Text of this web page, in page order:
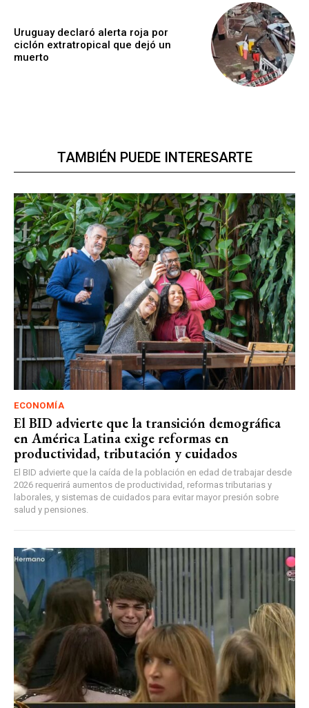
Uruguay declaró alerta roja por
ciclón extratropical que dejó un
muerto
TAMBIÉN PUEDE INTERESARTE
ECONOMÍA
El BID advierte que la transición demográfica
en América Latina exige reformas en
productividad, tributación y cuidados
El BID advierte que la caída de la población en edad de trabajar desde
2026 requerirá aumentos de productividad, reformas tributarias y
laborales, y sistemas de cuidados para evitar mayor presión sobre
salud y pensiones.